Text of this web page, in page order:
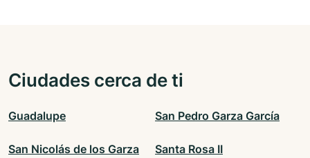
Ciudades cerca de ti
Guadalupe San Pedro Garza García
San Nicolás de los Garza
Santa Rosa II